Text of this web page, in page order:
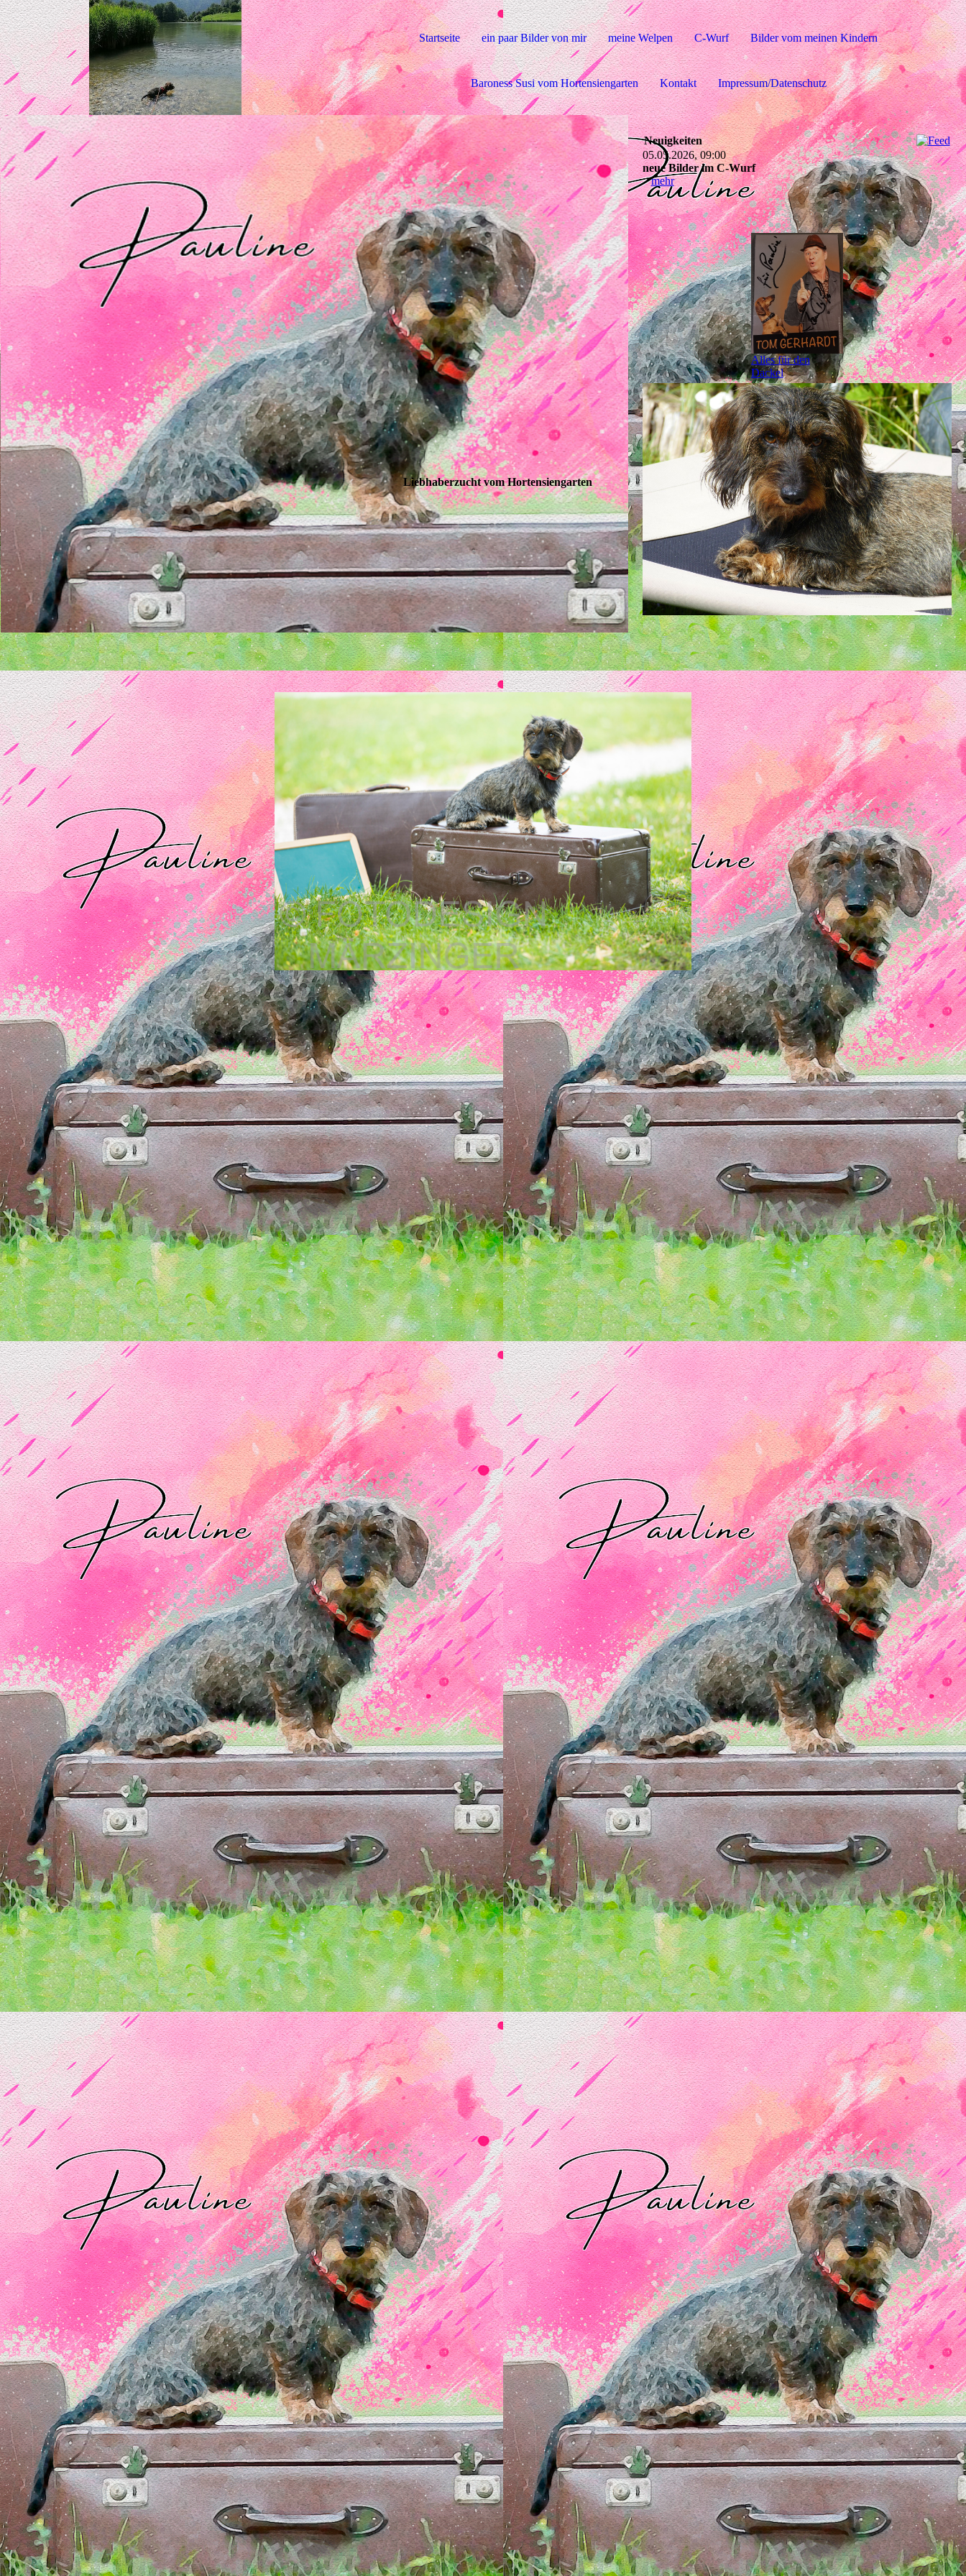
Startseite ein paar Bilder von mir meine Welpen C-Wurf Bilder vom meinen Kindern
Baroness Susi vom Hortensiengarten Kontakt Impressum/Datenschutz
Liebhaberzucht vom Hortensiengarten
Neuigkeiten
05.05.2026, 09:00
neue Bilder im C-Wurf
mehr
Alles für den
Dackel